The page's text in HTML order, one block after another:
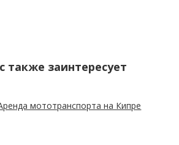
также заинтересует
мототранспорта на Кипре